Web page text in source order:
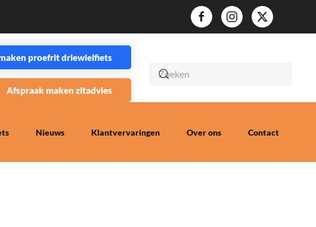
proefrit driewielfiets
Afspraak maken zitadvies
Nieuws Klantvervaringen Over ons Contact